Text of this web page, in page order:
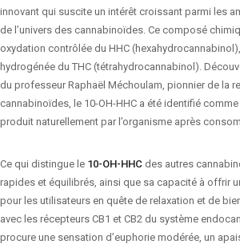
innovant qui suscite un intérêt croissant parmi les
de l’univers des cannabinoïdes. Ce composé
oxydation contrôlée du HHC
hydrogénée du THC (tétrahydrocannabinol).
du professeur Raphaël Méchoulam, pionnier de la
cannabinoïdes, le 10-OH-HHC a été identifié
produit naturellement par l’organisme après
Ce qui distingue le 10-OH-HHC des autres
rapides et équilibrés, ainsi que sa capacité à offrir
pour les utilisateurs en quête de relaxation et de
avec les récepteurs CB1 et CB2 du système
procure une sensation d’euphorie modérée, un